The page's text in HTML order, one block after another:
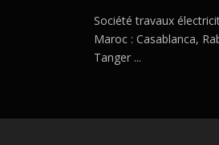
Société travaux
Maroc : Casablanca,
Tanger ...